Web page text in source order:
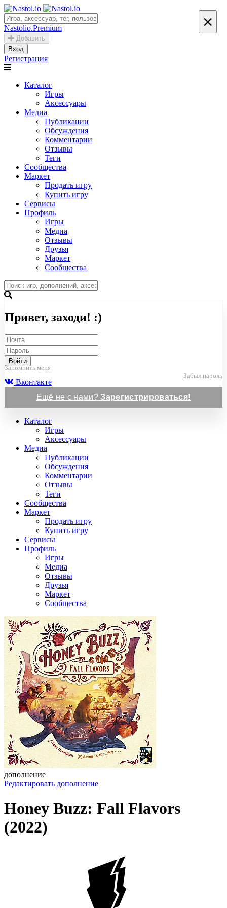
Nastolio.Premium
Добавить
Вход
Регистрация
Каталог
Игры
Аксессуары
Медиа
Публикации
Обсуждения
Комментарии
Отзывы
Теги
Сообщества
Маркет
Продать игру
Купить игру
Сервисы
Профиль
Игры
Медиа
Отзывы
Друзья
Маркет
Сообщества
×
Привет, заходи! :)
Войти
Запомнить меня
Забыл пароль
Вконтакте
Ещё не с нами?Зарегистрироваться!
Каталог
Игры
Аксессуары
Медиа
Публикации
Обсуждения
Комментарии
Отзывы
Теги
Сообщества
Маркет
Продать игру
Купить игру
Сервисы
Профиль
Игры
Медиа
Отзывы
Друзья
Маркет
Сообщества
дополнение
Редактировать дополнение
Honey Buzz: Fall Flavors
(2022)